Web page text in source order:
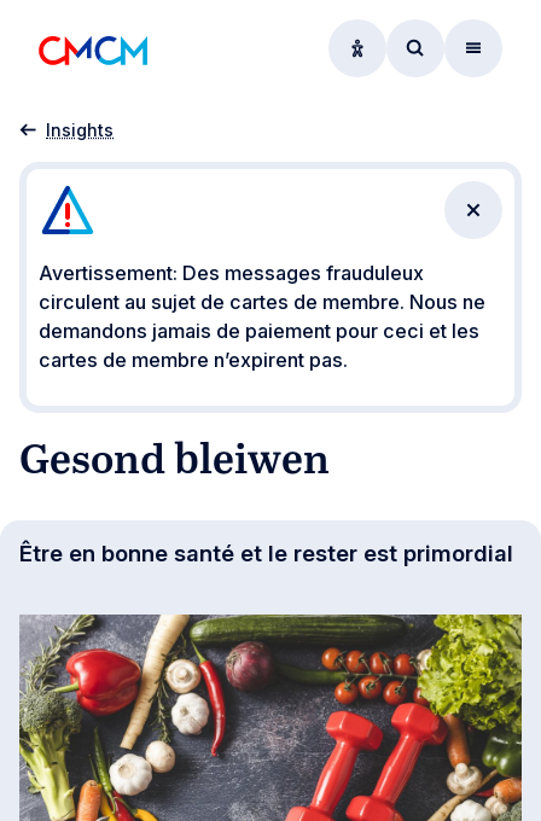
OptionsAccéder au
Menu
Accueil
Insights
Gesond bleiwen
Avertissement: Des messages frauduleux
circulent au sujet de cartes de membre. Nous ne
demandons jamais de paiement pour ceci et les
cartes de membre n’expirent pas.
Gesond bleiwen
Être en bonne santé et le rester est primordial